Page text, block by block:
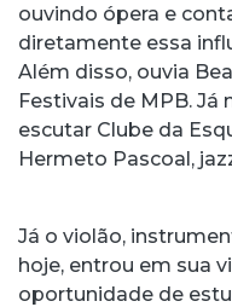
ouvindo ópera e
diretamente essa
Além disso, ouvia
Festivais de MPB. Já
escutar Clube da
Hermeto Pascoal,
Já o violão,
hoje, entrou em sua
oportunidade de